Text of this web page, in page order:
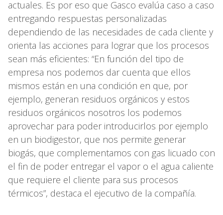
actuales. Es por eso que Gasco evalúa caso a caso
entregando respuestas personalizadas
dependiendo de las necesidades de cada cliente y
orienta las acciones para lograr que los procesos
sean más eficientes: “En función del tipo de
empresa nos podemos dar cuenta que ellos
mismos están en una condición en que, por
ejemplo, generan residuos orgánicos y estos
residuos orgánicos nosotros los podemos
aprovechar para poder introducirlos por ejemplo
en un biodigestor, que nos permite generar
biogás, que complementamos con gas licuado con
el fin de poder entregar el vapor o el agua caliente
que requiere el cliente para sus procesos
térmicos”, destaca el ejecutivo de la compañía.